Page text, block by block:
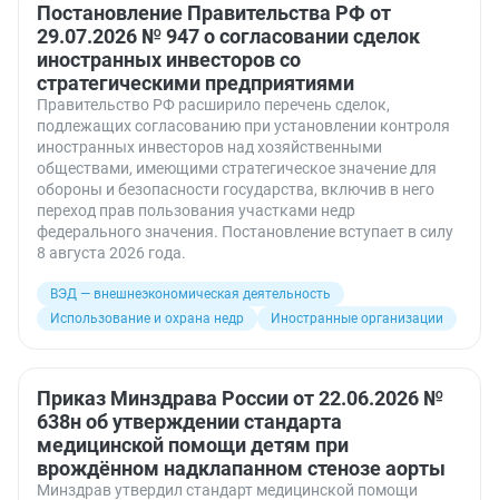
Постановление Правительства РФ от
29.07.2026 № 947 о согласовании сделок
иностранных инвесторов со
стратегическими предприятиями
Правительство РФ расширило перечень сделок,
подлежащих согласованию при установлении контроля
иностранных инвесторов над хозяйственными
обществами, имеющими стратегическое значение для
обороны и безопасности государства, включив в него
переход прав пользования участками недр
федерального значения. Постановление вступает в силу
8 августа 2026 года.
ВЭД — внешнеэкономическая деятельность
Использование и охрана недр
Иностранные организации
Приказ Минздрава России от 22.06.2026 №
638н об утверждении стандарта
медицинской помощи детям при
врождённом надклапанном стенозе аорты
Минздрав утвердил стандарт медицинской помощи